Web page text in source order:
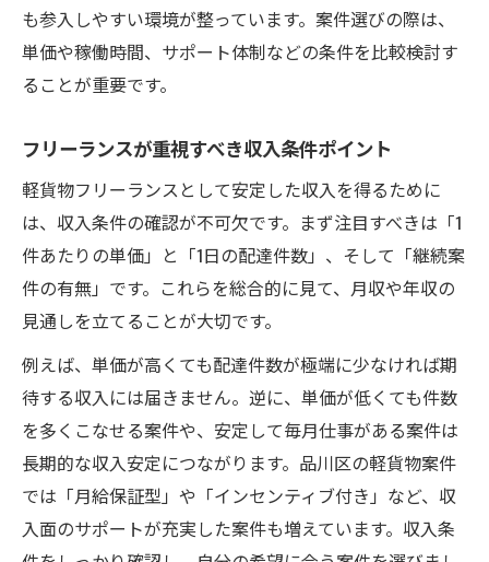
も参入しやすい環境が整っています。案件選びの際は、
単価や稼働時間、サポート体制などの条件を比較検討す
ることが重要です。
フリーランスが重視すべき収入条件ポイント
軽貨物フリーランスとして安定した収入を得るために
は、収入条件の確認が不可欠です。まず注目すべきは「1
件あたりの単価」と「1日の配達件数」、そして「継続案
件の有無」です。これらを総合的に見て、月収や年収の
見通しを立てることが大切です。
例えば、単価が高くても配達件数が極端に少なければ期
待する収入には届きません。逆に、単価が低くても件数
を多くこなせる案件や、安定して毎月仕事がある案件は
長期的な収入安定につながります。品川区の軽貨物案件
では「月給保証型」や「インセンティブ付き」など、収
入面のサポートが充実した案件も増えています。収入条